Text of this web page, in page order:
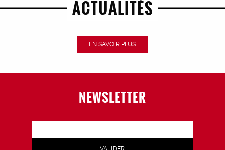
ACTUALITÉS
EN SAVOIR PLUS
NEWSLETTER